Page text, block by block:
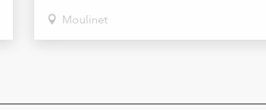
Moulinet